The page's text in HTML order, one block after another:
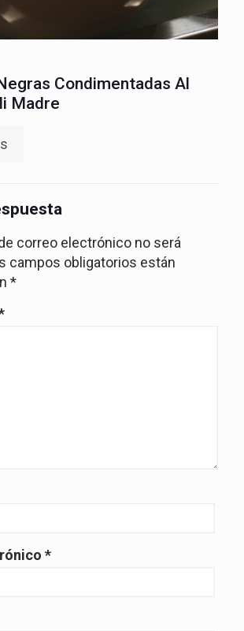
Condimentadas Al
Madre
correo electrónico no será
campos obligatorios están
*
*